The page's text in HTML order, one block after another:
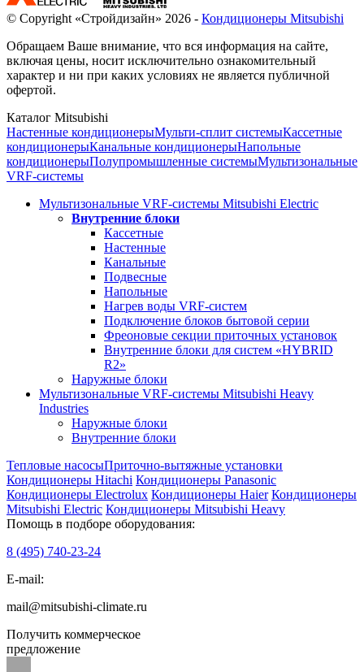
© Copyright «Стройдизайн» 2026 - Кондиционеры Mitsubishi
Обращаем Ваше внимание, что вся информация на сайте,
включая цены, носит исключительно ознакомительный
характер и ни при каких условиях не является публичной
офертой.
Каталог Mitsubishi
Настенные кондиционерыМульти-сплит системыКассетные
кондиционерыКанальные кондиционерыНапольные
кондиционерыПолупромышленные системыМультизональные
VRF-системы
Мультизональные VRF-системы Mitsubishi Electric
Внутренние блоки
Кассетные
Настенные
Канальные
Подвесные
Напольные
Нагрев воды VRF-систем
Подключение блоков бытовой серии
Фреоновые секции приточных установок
Внутренние блоки для систем «HYBRID
R2»
Наружные блоки
Мультизональные VRF-системы Mitsubishi Heavy
Industries
Наружные блоки
Внутренние блоки
Тепловые насосыПриточно-вытяжные установки
Кондиционеры Hitachi Кондиционеры Panasonic
Кондиционеры Electrolux Кондиционеры Haier Кондиционеры
Mitsubishi Electric Кондиционеры Mitsubishi Heavy
Помощь в подборе оборудования:
8 (495) 740-23-24
E-mail:
mail@mitsubishi-climate.ru
Получить коммерческое
предложение